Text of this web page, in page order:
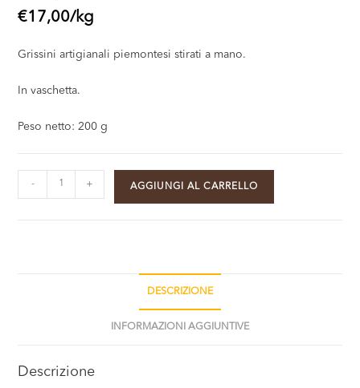
€17,00/kg
Grissini artigianali piemontesi stirati a mano.
In vaschetta.
Peso netto: 200 g
- + AGGIUNGI AL CARRELLO
DESCRIZIONE
INFORMAZIONI AGGIUNTIVE
Descrizione